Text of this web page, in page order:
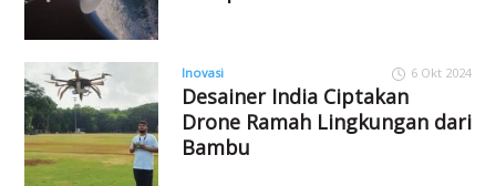
Inovasi 6 Okt 2024
Desainer India Ciptakan
Drone Ramah Lingkungan dari
Bambu